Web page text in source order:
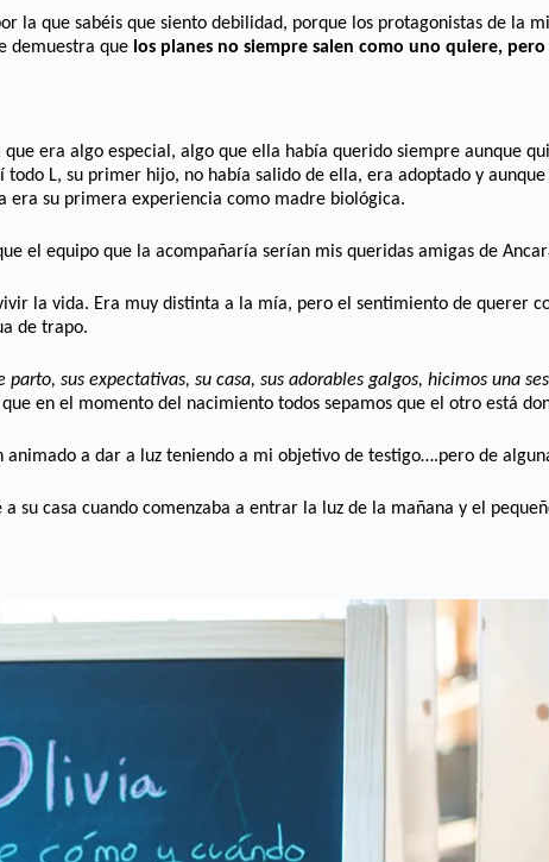
la que sabéis que siento debilidad, porque los protagonistas de la
demuestra que los planes no siempre salen como uno quiere,
que era algo especial, algo que ella había querido siempre aunque
L, su primer hijo, no había salido de ella, era adoptado y
era su primera experiencia como madre biológica.
el equipo que la acompañaría serían mis queridas amigas de
la vida. Era muy distinta a la mía, pero el sentimiento de querer
de trapo.
parto, sus expectativas, su casa, sus adorables galgos, hicimos una
en el momento del nacimiento todos sepamos que el otro está
animado a dar a luz teniendo a mi objetivo de testigo….pero de
su casa cuando comenzaba a entrar la luz de la mañana y el